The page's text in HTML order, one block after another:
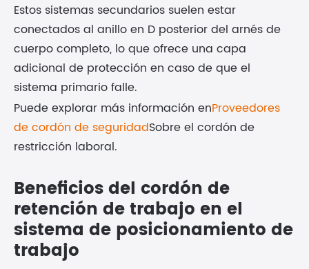
Estos sistemas secundarios suelen estar
conectados al anillo en D posterior del arnés de
cuerpo completo, lo que ofrece una capa
adicional de protección en caso de que el
sistema primario falle.
Puede explorar más información enProveedores
de cordón de seguridadSobre el cordón de
restricción laboral.
Beneficios del cordón de
retención de trabajo en el
sistema de posicionamiento de
trabajo